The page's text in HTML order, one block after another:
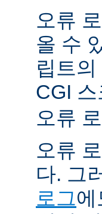
오류
올 수
립트
CGI
오류
오류
다. 그
로그